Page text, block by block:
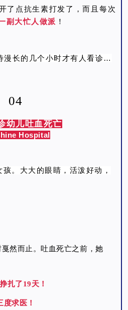
了点抗生素打发了，而且每次
副大忙人做派 ！
漫长的几个小时才有人看诊…
04
幼儿吐血死亡
Hospital
。大大的眼睛，活泼好动，
戛然而止。吐血死亡之前，她
扎了19天！
度求医！